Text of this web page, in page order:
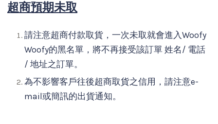
超商預期未取
請注意超商付款取貨，一次未取就會進入Woofy
Woofy的黑名單，將不再接受該訂單 姓名/ 電話
/ 地址之訂單。
為不影響客戶往後超商取貨之信用，請注意e-
mail或簡訊的出貨通知。